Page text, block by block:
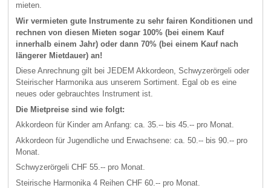
mieten.
Wir vermieten gute Instrumente zu sehr fairen Konditionen und
rechnen von diesen Mieten sogar 100% (bei einem Kauf
innerhalb einem Jahr) oder dann 70% (bei einem Kauf nach
längerer Mietdauer) an!
Diese Anrechnung gilt bei JEDEM Akkordeon, Schwyzerörgeli oder
Steirischer Harmonika aus unserem Sortiment. Egal ob es eine
neues oder gebrauchtes Instrument ist.
Die Mietpreise sind wie folgt:
Akkordeon für Kinder am Anfang: ca. 35.-- bis 45.-- pro Monat.
Akkordeon für Jugendliche und Erwachsene: ca. 50.-- bis 90.-- pro
Monat.
Schwyzerörgeli CHF 55.-- pro Monat.
Steirische Harmonika 4 Reihen CHF 60.-- pro Monat.